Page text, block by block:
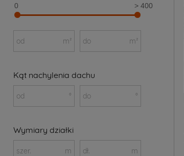
0 > 400
od m² do m²
Kąt nachylenia dachu
od ° do °
Wymiary działki
szer. m dł. m